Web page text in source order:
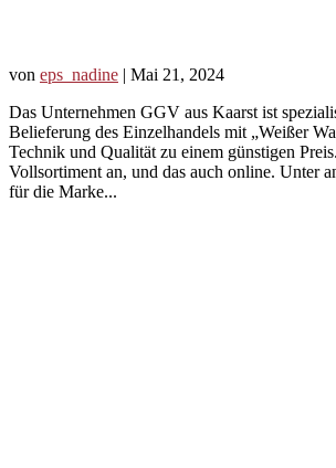
von eps_nadine | Mai 21, 2024
Das Unternehmen GGV aus Kaarst ist
Belieferung des Einzelhandels mit „Weißer
Technik und Qualität zu einem günstigen
Vollsortiment an, und das auch online. Unter
für die Marke...